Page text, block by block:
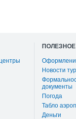
ПОЛЕЗНОЕ
Новости
документы
Погода
Табло
Деньги